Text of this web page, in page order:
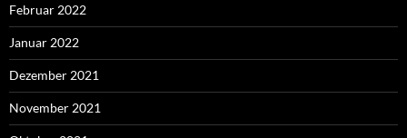
Februar 2022
Januar 2022
Dezember 2021
November 2021